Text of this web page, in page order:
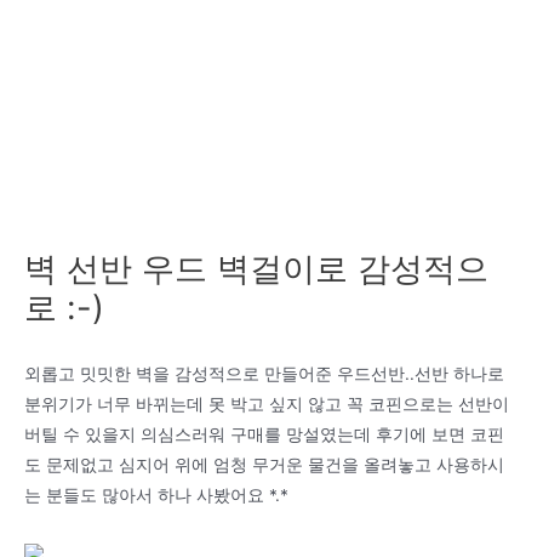
벽 선반 우드 벽걸이로 감성적으
로 :-)
외롭고 밋밋한 벽을 감성적으로 만들어준 우드선반..선반 하나로
분위기가 너무 바뀌는데 못 박고 싶지 않고 꼭 코핀으로는 선반이
버틸 수 있을지 의심스러워 구매를 망설였는데 후기에 보면 코핀
도 문제없고 심지어 위에 엄청 무거운 물건을 올려놓고 사용하시
는 분들도 많아서 하나 사봤어요 *.*